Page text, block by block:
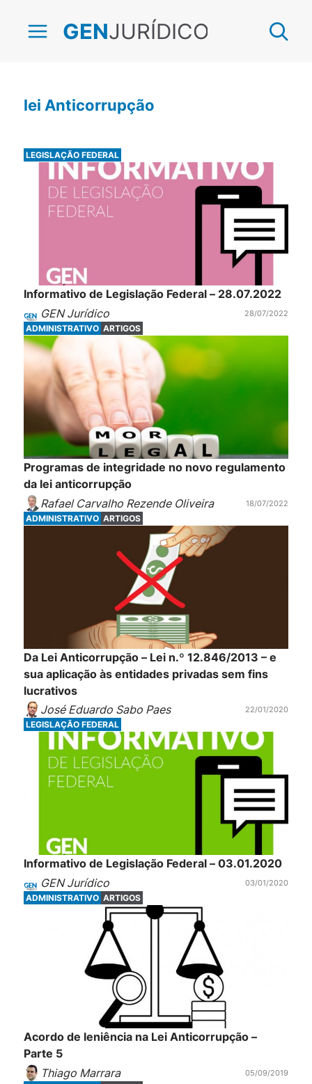
GENJURÍDICO
lei Anticorrupção
LEGISLAÇÃO FEDERAL
Informativo de Legislação Federal – 28.07.2022
GEN Jurídico
28/07/2022
ADMINISTRATIVO ARTIGOS
Programas de integridade no novo regulamento
da lei anticorrupção
Rafael Carvalho Rezende Oliveira
18/07/2022
ADMINISTRATIVO ARTIGOS
Da Lei Anticorrupção – Lei n.º 12.846/2013 – e
sua aplicação às entidades privadas sem fins
lucrativos
José Eduardo Sabo Paes
22/01/2020
LEGISLAÇÃO FEDERAL
Informativo de Legislação Federal – 03.01.2020
GEN Jurídico
03/01/2020
ADMINISTRATIVO ARTIGOS
Acordo de leniência na Lei Anticorrupção –
Parte 5
Thiago Marrara
05/09/2019